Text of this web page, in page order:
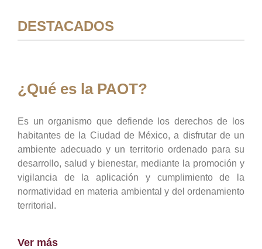
DESTACADOS
¿Qué es la PAOT?
Es un organismo que defiende los derechos de los
habitantes de la Ciudad de México, a disfrutar de un
ambiente adecuado y un territorio ordenado para su
desarrollo, salud y bienestar, mediante la promoción y
vigilancia de la aplicación y cumplimiento de la
normatividad en materia ambiental y del ordenamiento
territorial.
Ver más